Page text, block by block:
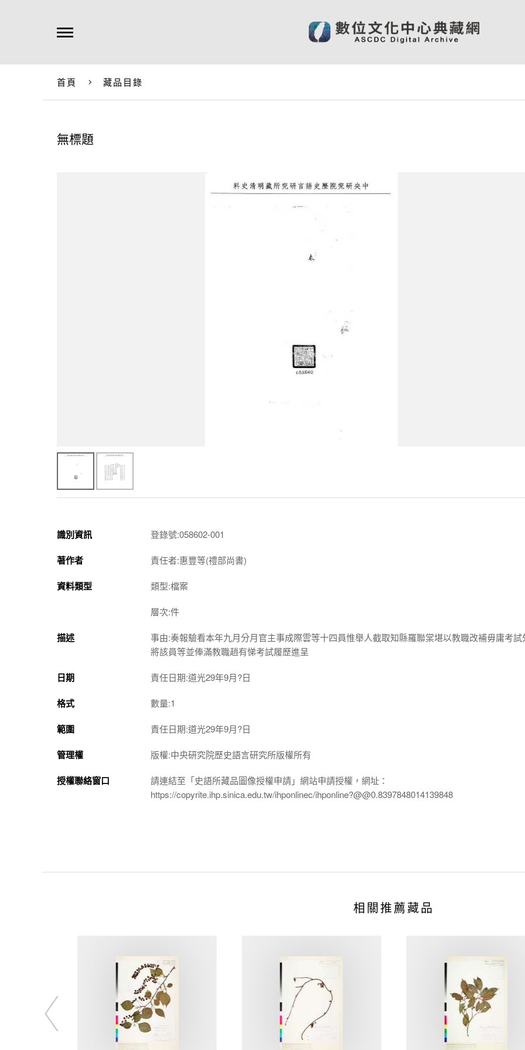
首頁 藏品目錄
無標題
識別資訊 登錄號:058602-001
著作者 責任者:惠豐等(禮部尚書)
資料類型 類型:檔案
層次:件
描述
事由:奏報驗看本年九月分月官主事成際雲等十四員惟舉人截取知縣羅聯棠堪以教職改補毋庸考試
將該員等並俸滿教職趙有悌考試履歷進呈
日期 責任日期:道光29年9月?日
格式 數量:1
範圍 責任日期:道光29年9月?日
管理權 版權:中央研究院歷史語言研究所版權所有
授權聯絡窗口
請連結至「史語所藏品圖像授權申請」網站申請授權，網址：
https://copyrite.ihp.sinica.edu.tw/ihponlinec/ihponline?@@0.8397848014139848
相關推薦藏品